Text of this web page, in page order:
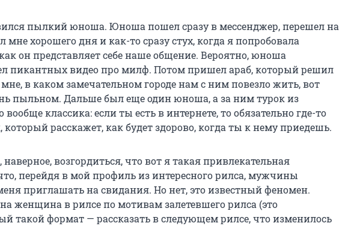
пылкий юноша. Юноша пошел сразу в мессенджер, перешел на
мне хорошего дня и как-то сразу стух, когда я попробовала
он представляет себе наше общение. Вероятно, юноша
пикантных видео про милф. Потом пришел араб, который решил
мне, в каком замечательном городе нам с ним повезло жить, вот
пыльном. Дальше был еще один юноша, а за ним турок из
вообще классика: если ты есть в интернете, то обязательно где-то
который расскажет, как будет здорово, когда ты к нему приедешь.
возгордиться, что вот я такая привлекательная
перейдя в мой профиль из интересного рилса, мужчины
приглашать на свидания. Но нет, это известный феномен.
женщина в рилсе по мотивам залетевшего рилса (это
такой формат — рассказать в следующем рилсе, что изменилось